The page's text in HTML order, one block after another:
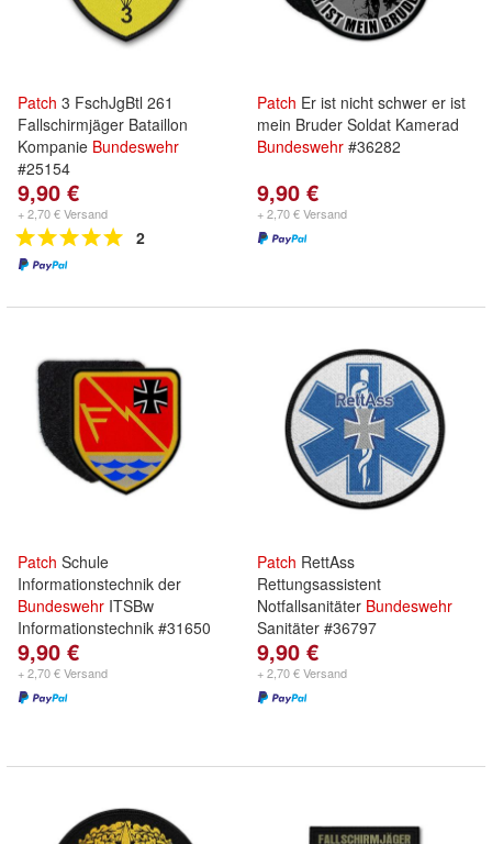
Patch 3 FschJgBtl 261
Fallschirmjäger Bataillon
Kompanie Bundeswehr
#25154
9,90 €
+ 2,70 € Versand
2
Patch Er ist nicht schwer er ist
mein Bruder Soldat Kamerad
Bundeswehr #36282
9,90 €
+ 2,70 € Versand
Patch Schule
Informationstechnik der
Bundeswehr ITSBw
Informationstechnik #31650
9,90 €
+ 2,70 € Versand
Patch RettAss
Rettungsassistent
Notfallsanitäter Bundeswehr
Sanitäter #36797
9,90 €
+ 2,70 € Versand